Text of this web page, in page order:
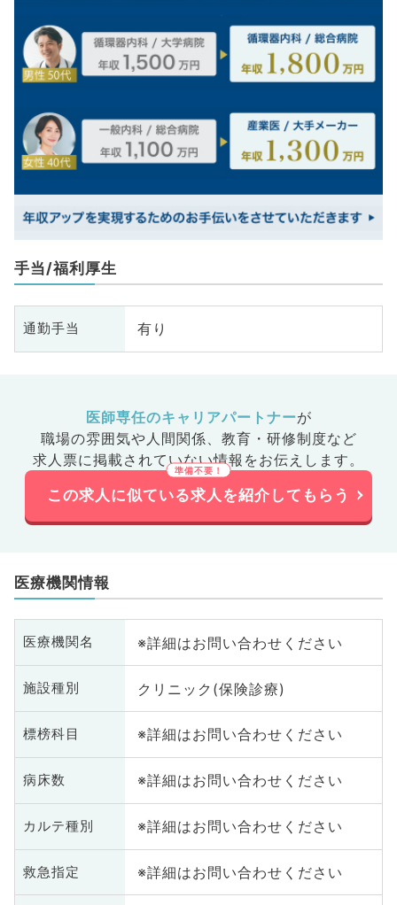
手当/福利厚生
通勤手当 有り
医師専任のキャリアパートナーが
職場の雰囲気や人間関係、 教育・研修制度など
求人票に掲載されていない情報をお伝えします。
この求人に似ている求人を紹介してもらう
医療機関情報
医療機関名 ※詳細はお問い合わせください
施設種別 クリニック(保険診療)
標榜科目 ※詳細はお問い合わせください
病床数 ※詳細はお問い合わせください
カルテ種別 ※詳細はお問い合わせください
救急指定 ※詳細はお問い合わせください